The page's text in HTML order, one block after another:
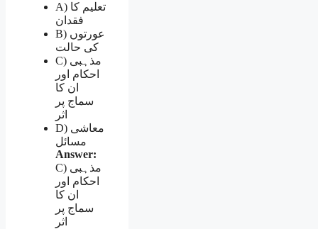
A) تعلیم کا
فقدان
B) عورتوں
کی حالت
C) مذہبی
احکام اور
ان کا
سماج پر
اثر
D) معاشی
مسائل
Answer:
C) مذہبی
احکام اور
ان کا
سماج پر
اثر